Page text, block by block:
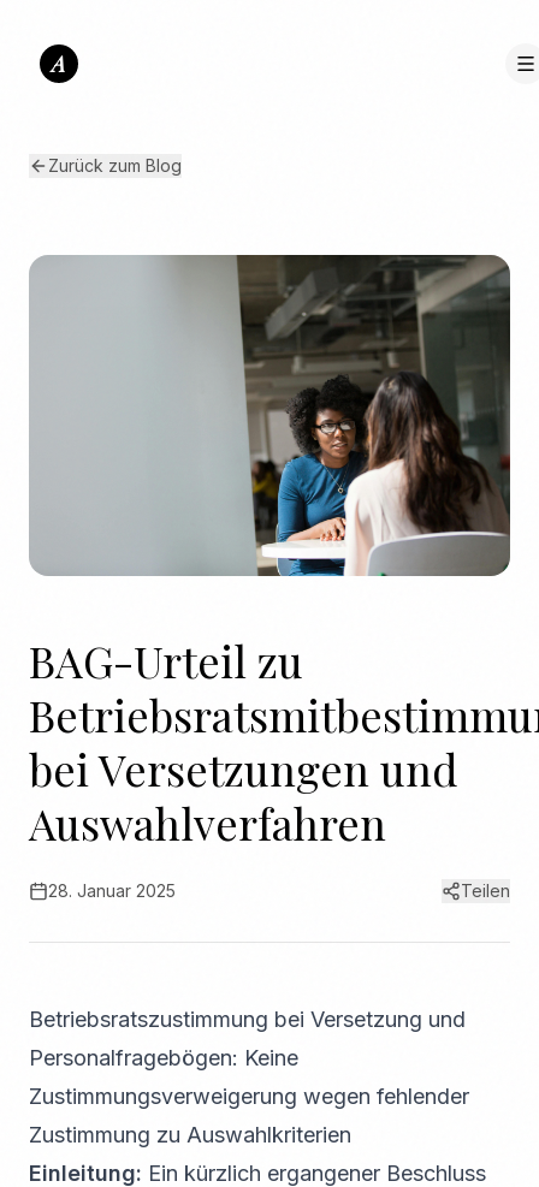
A
Zurück zum Blog
BAG-Urteil zu
bei Versetzungen und
Auswahlverfahren
28. Januar 2025 Teilen
Betriebsratszustimmung bei Versetzung und
Personalfragebögen: Keine
Zustimmungsverweigerung wegen fehlender
Zustimmung zu Auswahlkriterien
Einleitung: Ein kürzlich ergangener Beschluss